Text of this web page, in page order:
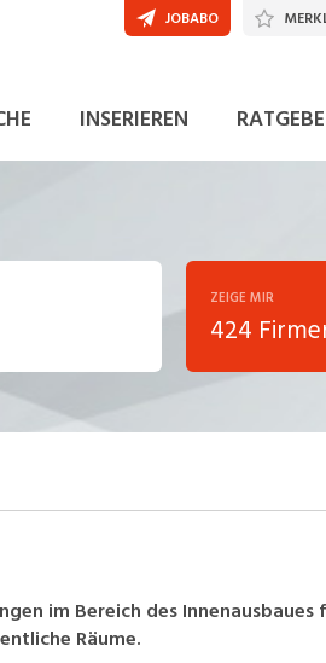
INSERIEREN
JOBABO
ZEIGE MIR
424
im Bereich des Innenausbaues
Räume.